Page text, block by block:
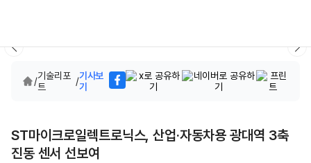
/기술리포
트
/기사보
기
ST마이크로일렉트로닉스, 산업·자동차용 광대역 3축
진동 센서 선보여